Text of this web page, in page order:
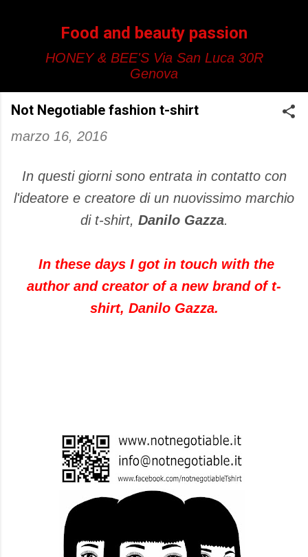
Food and beauty passion
HONEY & BEE'S Via San Luca 30R
Genova
Not Negotiable fashion t-shirt
marzo 16, 2016
In questi giorni sono entrata in contatto con
l'ideatore e creatore di un nuovissimo marchio
di t-shirt, Danilo Gazza.
In these days I got in touch with the
author and creator of a new brand of t-
shirt, Danilo Gazza.